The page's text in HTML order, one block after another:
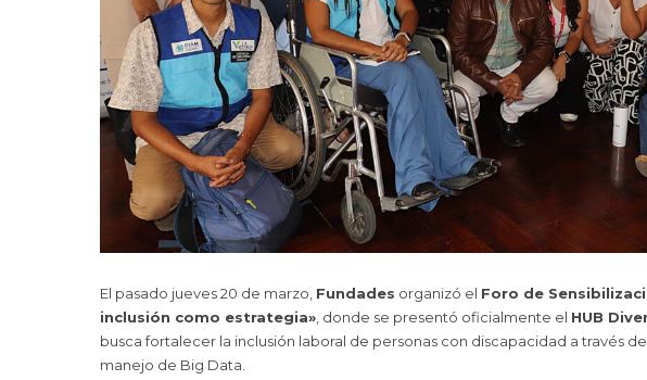
El pasado jueves 20 de marzo, Fundades organizó el Foro de
inclusión como estrategia» , donde se presentó oficialmente el HUB
busca fortalecer la inclusión laboral de personas con discapacidad a través
manejo de Big Data.